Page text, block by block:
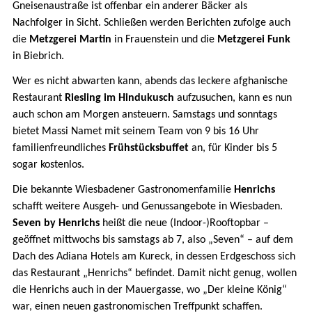
Gneisenaustraße ist offenbar ein anderer Bäcker als
Nachfolger in Sicht. Schließen werden Berichten zufolge auch
die Metzgerei Martin in Frauenstein und die Metzgerei Funk
in Biebrich.
Wer es nicht abwarten kann, abends das leckere afghanische
Restaurant Riesling im Hindukusch aufzusuchen, kann es nun
auch schon am Morgen ansteuern. Samstags und sonntags
bietet Massi Namet mit seinem Team von 9 bis 16 Uhr
familienfreundliches Frühstücksbuffet an, für Kinder bis 5
sogar kostenlos.
Die bekannte Wiesbadener Gastronomenfamilie Henrichs
schafft weitere Ausgeh- und Genussangebote in Wiesbaden.
Seven by Henrichs heißt die neue (Indoor-)Rooftopbar –
geöffnet mittwochs bis samstags ab 7, also „Seven“ – auf dem
Dach des Adiana Hotels am Kureck, in dessen Erdgeschoss sich
das Restaurant „Henrichs“ befindet. Damit nicht genug, wollen
die Henrichs auch in der Mauergasse, wo „Der kleine König“
war, einen neuen gastronomischen Treffpunkt schaffen.